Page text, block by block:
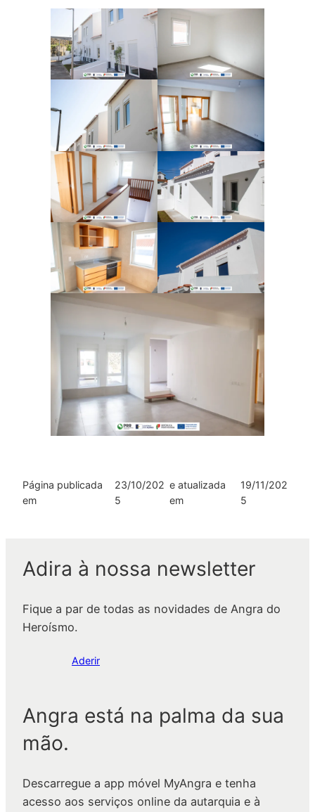
Página publicada
em
23/10/202
5
e atualizada
em
19/11/202
5
Adira à nossa newsletter
Fique a par de todas as novidades de Angra do
Heroísmo.
Aderir
Angra está na palma da sua
mão.
Descarregue a app móvel MyAngra e tenha
acesso aos serviços online da autarquia e à